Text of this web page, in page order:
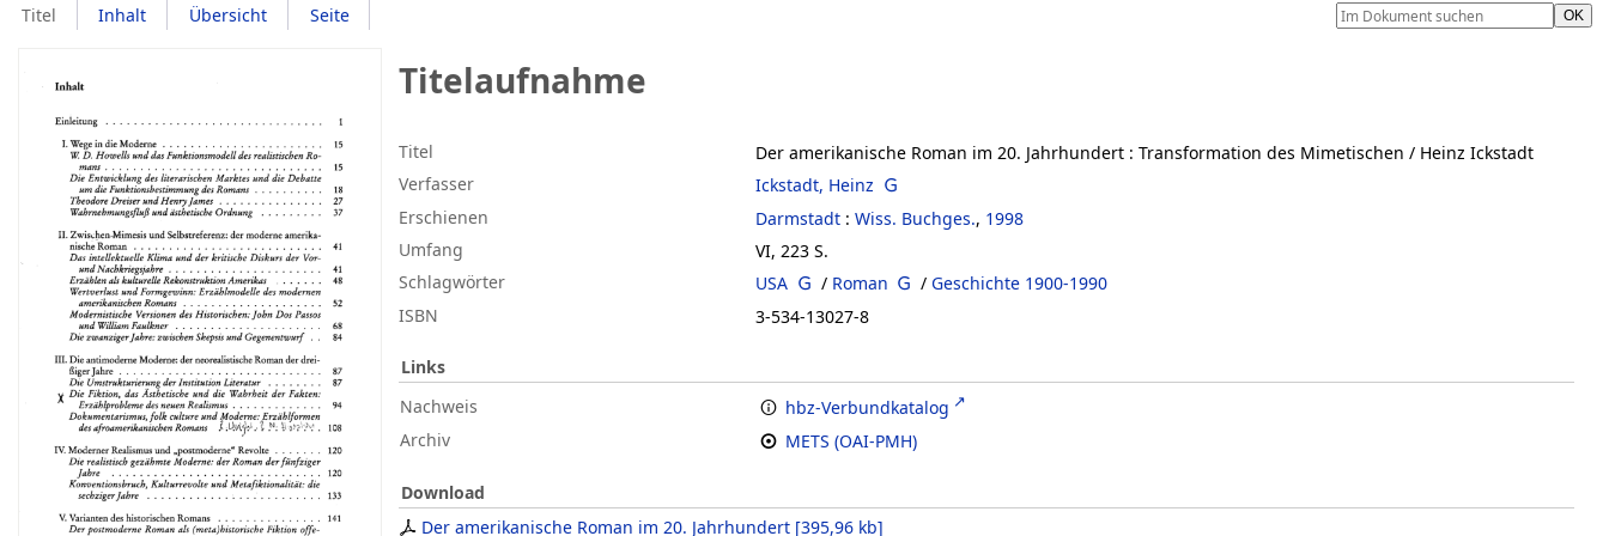
Titel Inhalt Übersicht Seite
Titelaufnahme
Titel Der amerikanische Roman im 20. Jahrhundert : Transformation des Mimetischen / Heinz Ickstadt
Verfasser
Ickstadt, Heinz
Erschienen
Darmstadt : Wiss. Buchges., 1998
Umfang
VI, 223 S.
Schlagwörter
USA / Roman / Geschichte 1900-1990
ISBN
3-534-13027-8
Links
Nachweis
hbz-Verbundkatalog
Archiv
METS (OAI-PMH)
Download
Der amerikanische Roman im 20. Jahrhundert [395,96 kb]